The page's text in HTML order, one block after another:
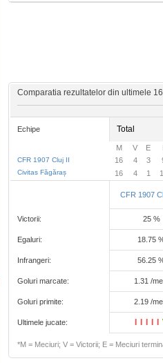
Comparatia rezultatelor din ultimele
Echipe Total
M V E
CFR 1907 Cluj II 16 4 3
Civitas Făgăraș 16 4 1
CFR 1907
Victorii: 25 %
Egaluri: 18.75
Infrangeri: 56.25
Goluri marcate: 1.31 /
Goluri primite: 2.19 /
Ultimele jucate:
*M = Meciuri; V = Victorii; E = Meciuri